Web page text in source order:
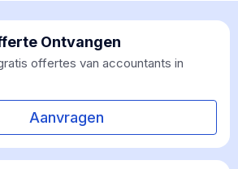
Ontvangen
offertes van accountants in
Aanvragen